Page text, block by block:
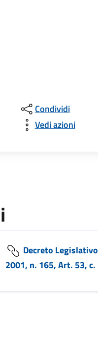
Condividi
Vedi azioni
Decreto
2001, n. 165, Art. 53, c.